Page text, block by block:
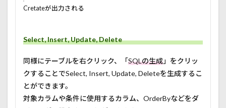
Cretateが出力される
Select, Insert, Update, Delete
同様にテーブルを右クリック、「SQLの生成」をクリッ
クすることでSelect, Insert, Update, Deleteを生成するこ
とができます。
対象カラムや条件に使用するカラム、OrderByなどをダ